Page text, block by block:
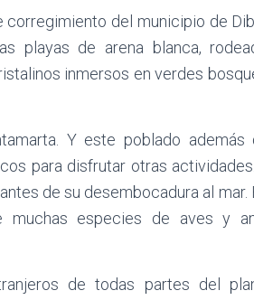
del municipio de
playas de arena blanca,
inmersos en verdes
Y este poblado además
para disfrutar otras
de su desembocadura al mar.
especies de aves y
de todas partes del